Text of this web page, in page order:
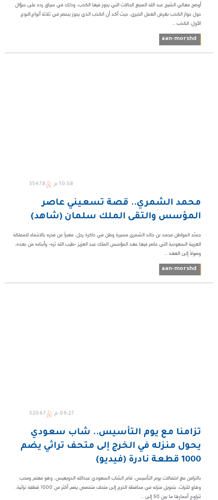
​أوضح معالي الشيخ عبد الله المنيع الحالات التي يجوز فيها الكذب، وذلك في سياق رده على سؤال
حول جواز الكذب بغرض العمل الخيري، حيث أكد أن الكذب الذي يجوز ينحصر في ثلاثة أنواع:​النوع
الأول: الكذب ...
aan-morshd
10:58 م 35478
محمد الشمري.. قصة تسعيني عاصر
المؤسس والتقى الملك سلمان (شاهد)
جسّد المواطن محمد بن خالد الشمري مسيرة وطن في ذاكرة رجل، معبراً عن فخره بالانتماء للمملكة
العربية السعودية التي عاصر فيها عهد المؤسس الملك عبد العزيز -طيب الله ثره- وأبناءه من بعده،
وصولاً إلى العهد ...
aan-morshd
09:27 م 32047
تزامنا مع يوم التأسيس.. شاب سعودي
يحول منزله في الخرج إلى متحف تراثي يضم
1000 قطعة نادرة (فيديو)
بالتزامن مع احتفالات يوم التأسيس، قام الشاب السعودي عبدالله الدويهيس، وهو مهتم ومحب
وهاوٍ للتراث، بتحويل منزله في محافظة الخرج إلى متحف متخصص يضم أكثر من 1000 قطعة تراثية،
تتراوح أعمارها ما بين 50 إلى ...